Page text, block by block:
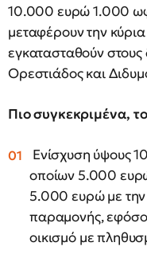
10.000 ευρώ 1.000
μεταφέρουν την κύρια
εγκατασταθούν
Ορεστιάδος και
Πιο συγκεκριμένα,
Ενίσχυση ύψους
οποίων 5.000
5.000 ευρώ με
παραμονής,
οικισμό με